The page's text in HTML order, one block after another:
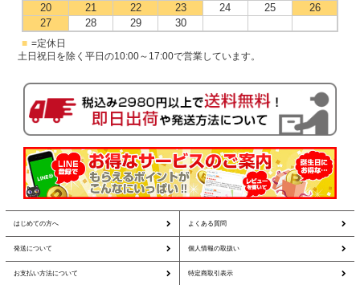
20
21 22 23 24 25
26
27
28 29 30
■ =定休日
土日祝日を除く平日の10:00～17:00で営業しています。
はじめての方へ よくある質問
発送について 個人情報の取扱い
お支払い方法について 特定商取引表示